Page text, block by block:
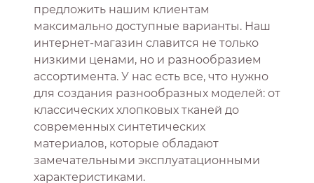
предложить нашим клиентам
максимально доступные варианты. Наш
интернет-магазин славится не только
низкими ценами, но и разнообразием
ассортимента. У нас есть все, что нужно
для создания разнообразных моделей: от
классических хлопковых тканей до
современных синтетических
материалов, которые обладают
замечательными эксплуатационными
характеристиками.